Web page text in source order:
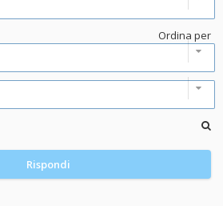
Ordina per
Rispondi